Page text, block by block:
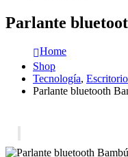
Parlante
Home
Shop
Tecnología, Escritorio
Parlante bluetooth